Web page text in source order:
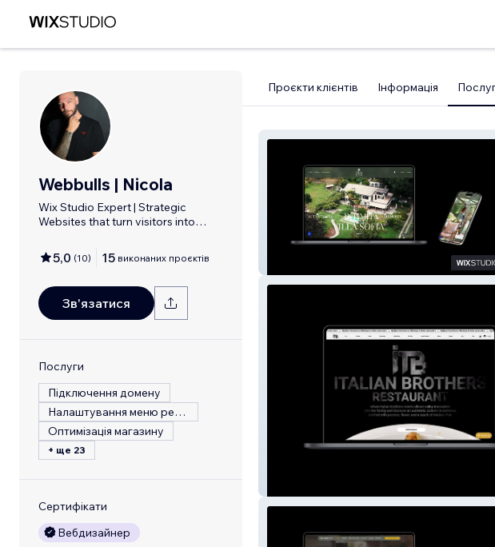
Webbulls | Nicola
Wix Studio Expert | Strategic
Websites that turn visitors into
5,0 (10) 15 виконаних проєктів
Зв'язатися
Послуги
Підключення домену
Налаштування меню ресторану
Оптимізація магазину
+ ще 23
Сертифікати
Вебдизайнер
Проєкти клієнтів Інформація